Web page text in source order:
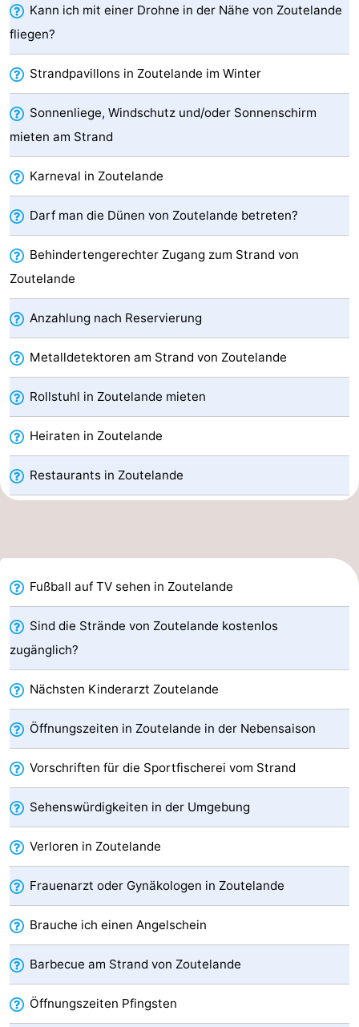
Galerien
-
Denkmäler
Kirchen
-
Leuchtturme
-
Aussichtspunkte
Attraktionen
-
Spielplätze
-
Indoor-
Spielplätze
-
Bowling
Wellness-
&
Städte
Natur
Führungen
Sport
-
Wandern
-
Reiten
-
Golfplatze
-
Parafliegen
-
Sportangeln
Essen
und
trinken
Veranstaltungen
-
Ringstechen
Zoutelande
Forum
Route
-
Kann ich mit einer Drohne in der Nähe von Zoutelande
fliegen?
Strandpavillons in Zoutelande im Winter
Sonnenliege, Windschutz und/oder Sonnenschirm
mieten am Strand
Karneval in Zoutelande
Darf man die Dünen von Zoutelande betreten?
Behindertengerechter Zugang zum Strand von
Zoutelande
Anzahlung nach Reservierung
Metalldetektoren am Strand von Zoutelande
Rollstuhl in Zoutelande mieten
Heiraten in Zoutelande
Restaurants in Zoutelande
Fußball auf TV sehen in Zoutelande
Sind die Strände von Zoutelande kostenlos
zugänglich?
Nächsten Kinderarzt Zoutelande
Öffnungszeiten in Zoutelande in der Nebensaison
Vorschriften für die Sportfischerei vom Strand
Sehenswürdigkeiten in der Umgebung
Verloren in Zoutelande
Frauenarzt oder Gynäkologen in Zoutelande
Brauche ich einen Angelschein
Barbecue am Strand von Zoutelande
Öffnungszeiten Pfingsten